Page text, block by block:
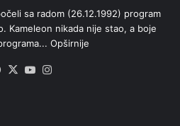
sa radom (26.12.1992) program
Kameleon nikada nije stao, a boje
Opširnije
Facebook
X YouTube